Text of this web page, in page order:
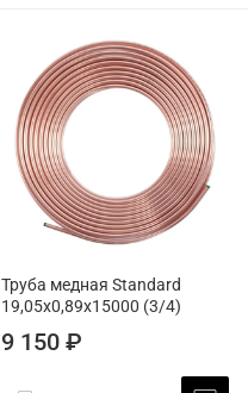
Труба медная Standard
19,05х0,89х15000 (3/4)
9 150 ₽